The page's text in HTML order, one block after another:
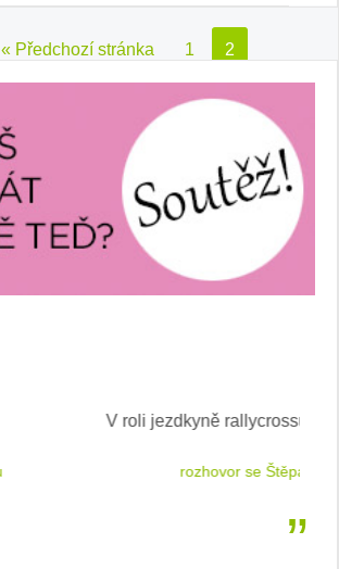
« Předchozí stránka 1 2
V roli jezdkyně rallycrossu
rozhovor se Štěpánkou Mottlovou